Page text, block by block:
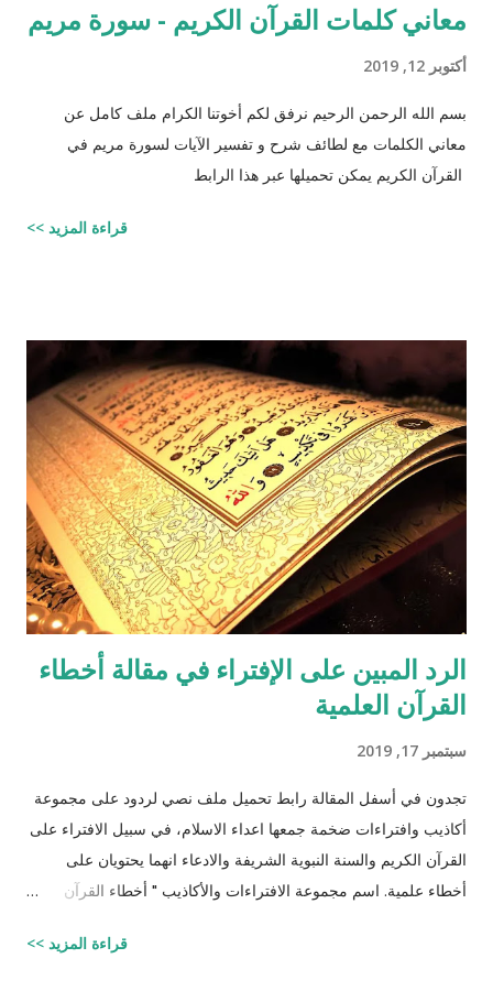
معاني كلمات القرآن الكريم - سورة مريم
أكتوبر 12, 2019
بسم الله الرحمن الرحيم نرفق لكم أخوتنا الكرام ملف كامل عن
معاني الكلمات مع لطائف شرح و تفسير الآيات لسورة مريم في
القرآن الكريم يمكن تحميلها عبر هذا الرابط
قراءة المزيد >>
الرد المبين على الإفتراء في مقالة أخطاء
القرآن العلمية
سبتمبر 17, 2019
تجدون في أسفل المقالة رابط تحميل ملف نصي لردود على مجموعة
أكاذيب وافتراءات ضخمة جمعها اعداء الاسلام، في سبيل الافتراء على
القرآن الكريم والسنة النبوية الشريفة والادعاء انهما يحتويان على
أخطاء علمية. اسم مجموعة الافتراءات والأكاذيب " أخطاء القرآن
واتبعته بردٍ يليه . راجيًا أن يكون ذلك في ميزان حسناتي ، ولا تنسوني
قراءة المزيد >>